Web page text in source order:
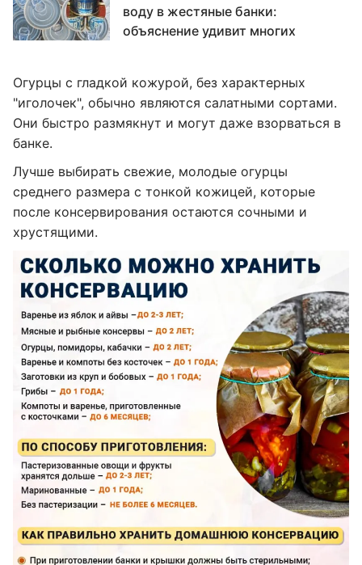
воду в жестяные банки:
объяснение удивит многих
Огурцы с гладкой кожурой, без характерных
"иголочек", обычно являются салатными сортами.
Они быстро размякнут и могут даже взорваться в
банке.
Лучше выбирать свежие, молодые огурцы
среднего размера с тонкой кожицей, которые
после консервирования остаются сочными и
хрустящими.